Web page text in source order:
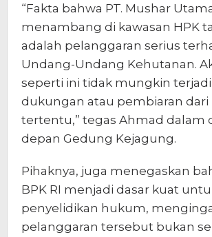
“Fakta bahwa PT. Mushar
menambang di kawasan HPK
adalah pelanggaran serius
Undang-Undang Kehutanan.
seperti ini tidak mungkin
dukungan atau pembiaran dari
tertentu,” tegas Ahmad dalam
depan Gedung Kejagung.
Pihaknya, juga menegaskan
BPK RI menjadi dasar kuat
penyelidikan hukum,
pelanggaran tersebut bukan